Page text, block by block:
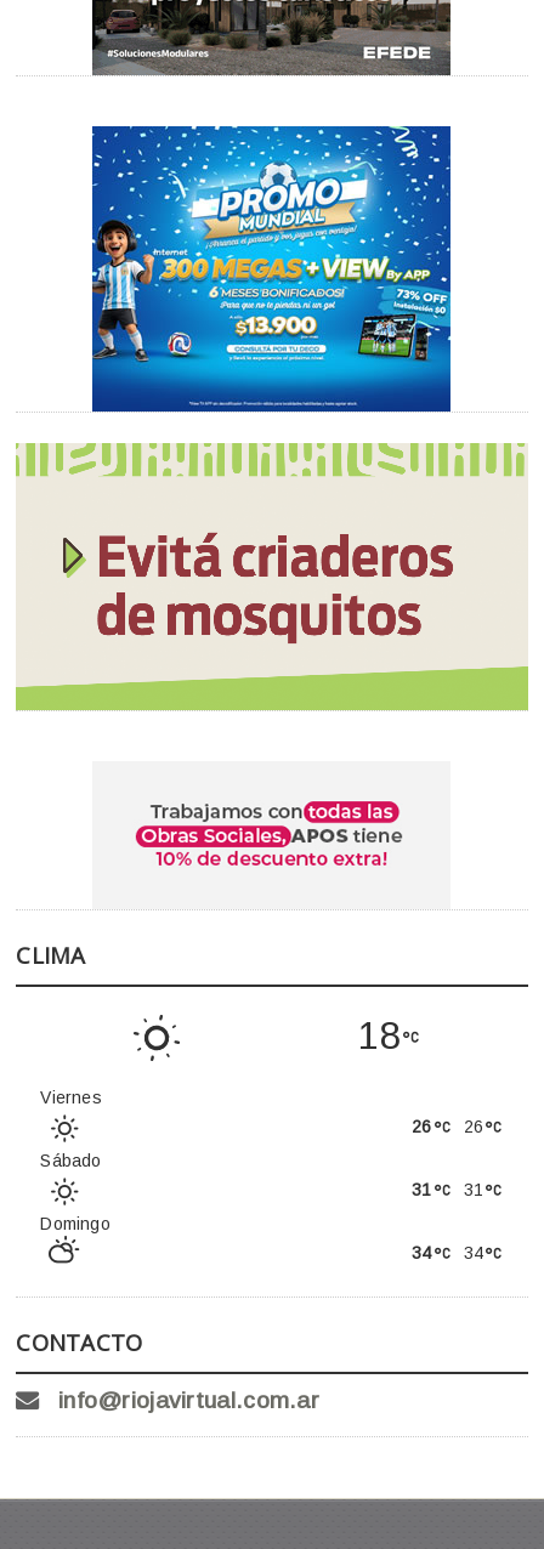
CLIMA
18
Viernes
26
26
Sábado
31
31
Domingo
34
34
CONTACTO
info@riojavirtual.com.ar